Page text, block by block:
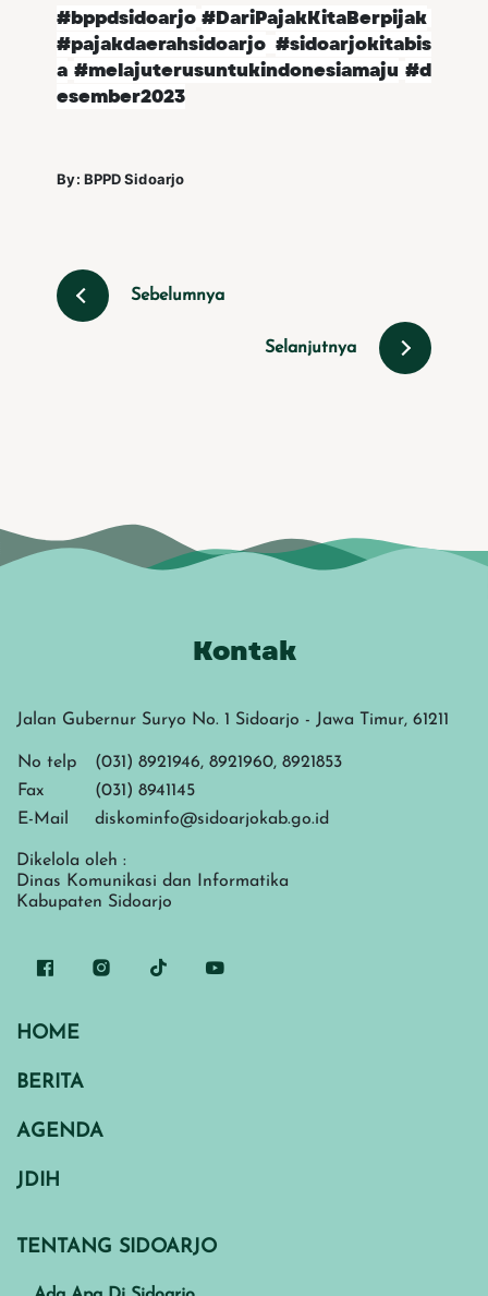
#bppdsidoarjo #DariPajakKitaBerpijak
#pajakdaerahsidoarjo #sidoarjokitabis
a #melajuterusuntukindonesiamaju #d
esember2023
By: BPPD Sidoarjo
Sebelumnya
Selanjutnya
Kontak
Jalan Gubernur Suryo No. 1 Sidoarjo - Jawa Timur, 61211
No telp
(031) 8921946, 8921960, 8921853
Fax
(031) 8941145
E-Mail
diskominfo@sidoarjokab.go.id
Dikelola oleh :
Dinas Komunikasi dan Informatika
Kabupaten Sidoarjo
HOME
BERITA
AGENDA
JDIH
TENTANG SIDOARJO